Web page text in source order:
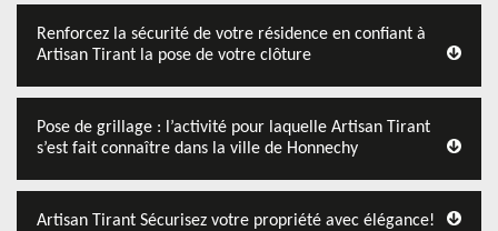
Renforcez la sécurité de votre résidence en confiant à
Artisan Tirant la pose de votre clôture
Pose de grillage : l’activité pour laquelle Artisan Tirant
s’est fait connaître dans la ville de Honnechy
Artisan Tirant Sécurisez votre propriété avec élégance!